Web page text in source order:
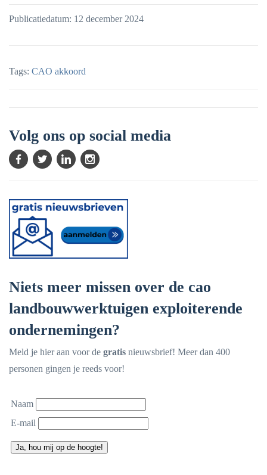
Publicatiedatum: 12 december 2024
Tags: CAO akkoord
Volg ons op social media
Niets meer missen over de cao
landbouwwerktuigen exploiterende
ondernemingen?
Meld je hier aan voor de gratis nieuwsbrief! Meer dan 400
personen gingen je reeds voor!
Naam
E-mail
Ja, hou mij op de hoogte!